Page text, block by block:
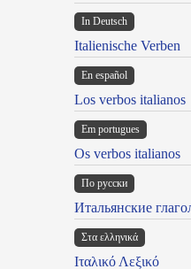
In Deutsch
Italienische Verben
En español
Los verbos italianos
Em portugues
Os verbos italianos
По русски
Итальянские
Στα ελληνικά
Ιταλικό Λεξικό